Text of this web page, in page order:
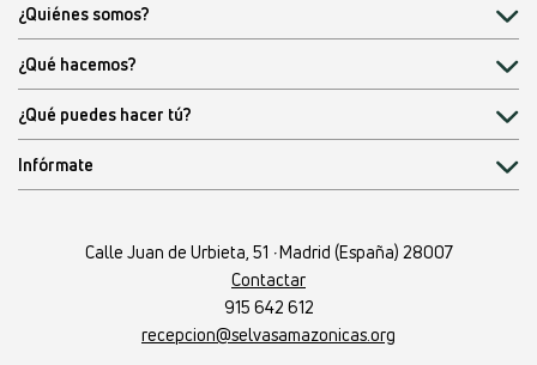
Calle Juan de Urbieta, 51 ·Madrid (España) 28007
Contactar
915 642 612
recepcion@selvasamazonicas.org
¿Quiénes somos?
¿Qué hacemos?
¿Qué puedes hacer tú?
Infórmate